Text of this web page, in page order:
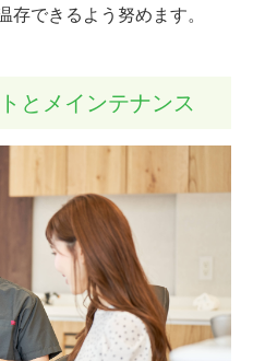
存できるよう努めます。
とメインテナンス